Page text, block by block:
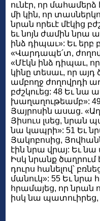
ունէր, որ մահամերձ
մի կին, որ
նրան որեւէ մէկից
եւ նոյն ժամին նրա
ինձ դիպաւ»: Եւ երբ
«Վարդապե՛տ,
«Մէկն ինձ դիպաւ,
կինը տեսաւ, որ այդ
ամբողջ ժողովրդի
բժշկուեց: 48 Եւ նա
խաղաղութեամբ»:
Յայրոսին ասաց.
Յիսուս լսեց, նրան
նա կապրի»: 51 Եւ
Յակոբոսից,
էին նրա վրայ: Եւ նա
Իսկ նրանք ծաղրում
դուրս հանելով՝
մանուկ»: 55 Եւ նրա
հրամայեց, որ նրան
իսկ նա պատուիրեց,